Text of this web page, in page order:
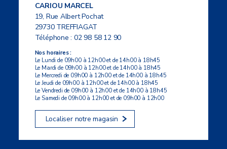
CARIOU MARCEL
19, Rue Albert Pochat
29730 TREFFIAGAT
Téléphone :02 98 58 12 90
Nos horaires :
Le Lundi de 09h00 à 12h00 et de 14h00 à 18h45
Le Mardi de 09h00 à 12h00 et de 14h00 à 18h45
Le Mercredi de 09h00 à 12h00 et de 14h00 à 18h45
Le Jeudi de 09h00 à 12h00 et de 14h00 à 18h45
Le Vendredi de 09h00 à 12h00 et de 14h00 à 18h45
Le Samedi de 09h00 à 12h00 et de 09h00 à 12h00
Localiser notre magasin